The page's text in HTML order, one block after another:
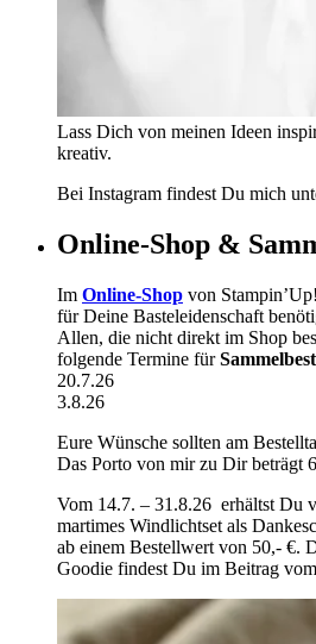
Lass Dich von meinen Ideen
kreativ.
Bei Instagram findest Du mich
Online-Shop &
Im Online-Shop von
für Deine Basteleidenschaft
Allen, die nicht direkt im Shop
folgende Termine für
20.7.26
3.8.26
Eure Wünsche sollten am
Das Porto von mir zu Dir beträgt
Vom 14.7. – 31.8.26 erhältst Du
martimes Windlichtset als
ab einem Bestellwert von 50,- €.
Goodie findest Du im Beitrag